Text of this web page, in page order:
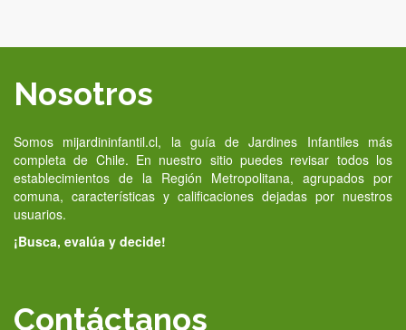
Nosotros
Somos mijardininfantil.cl, la guía de Jardines Infantiles más
completa de Chile. En nuestro sitio puedes revisar todos los
establecimientos de la Región Metropolitana, agrupados por
comuna, características y calificaciones dejadas por nuestros
usuarios.
¡Busca, evalúa y decide!
Contáctanos